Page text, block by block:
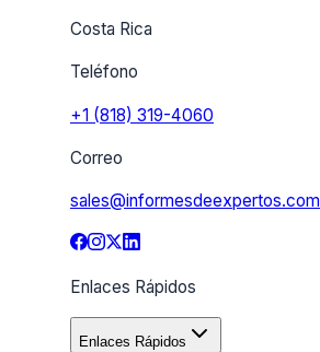
Costa Rica
Teléfono
+1 (818) 319-4060
Correo
sales@informesdeexpertos.com
Enlaces Rápidos
Enlaces Rápidos